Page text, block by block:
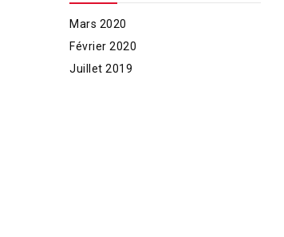
Mars 2020
Février 2020
Juillet 2019